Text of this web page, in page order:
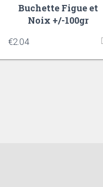
Buchette Figue et
Noix +/-100gr
€2.04